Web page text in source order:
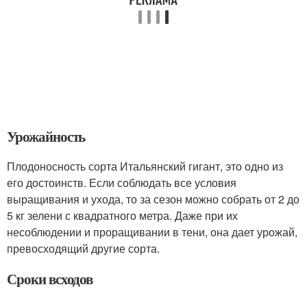
Урожайность
Плодоносность сорта Итальянский гигант, это одно из
его достоинств. Если соблюдать все условия
выращивания и ухода, то за сезон можно собрать от 2 до
5 кг зелени с квадратного метра. Даже при их
несоблюдении и проращивании в тени, она дает урожай,
превосходящий другие сорта.
Сроки всходов